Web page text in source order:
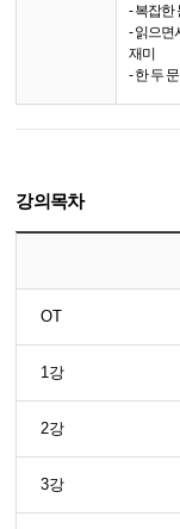
- 복잡한
- 읽으면
재미
- 한 두
강의목차
OT
1강
2강
3강